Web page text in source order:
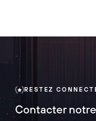
RESTEZ
Contacter